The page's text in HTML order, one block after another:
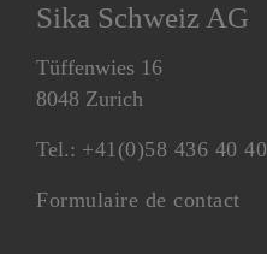
Sika Schweiz AG
Tüffenwies 16
8048 Zurich
Tel.: +41(0)58 436 40 40
Formulaire de contact